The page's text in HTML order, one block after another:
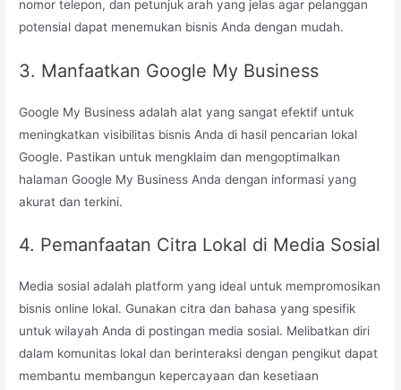
nomor telepon, dan petunjuk arah yang jelas agar pelanggan
potensial dapat menemukan bisnis Anda dengan mudah.
3. Manfaatkan Google My Business
Google My Business adalah alat yang sangat efektif untuk
meningkatkan visibilitas bisnis Anda di hasil pencarian lokal
Google. Pastikan untuk mengklaim dan mengoptimalkan
halaman Google My Business Anda dengan informasi yang
akurat dan terkini.
4. Pemanfaatan Citra Lokal di Media Sosial
Media sosial adalah platform yang ideal untuk mempromosikan
bisnis online lokal. Gunakan citra dan bahasa yang spesifik
untuk wilayah Anda di postingan media sosial. Melibatkan diri
dalam komunitas lokal dan berinteraksi dengan pengikut dapat
membantu membangun kepercayaan dan kesetiaan